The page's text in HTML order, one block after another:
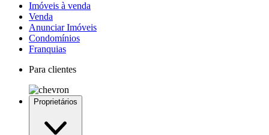
Imóveis à venda
Venda
Anunciar Imóveis
Condomínios
Franquias
Para clientes
Proprietários